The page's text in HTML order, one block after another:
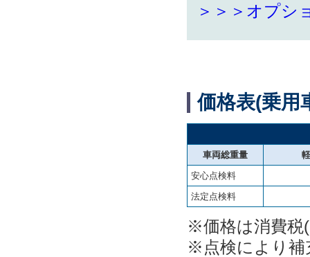
＞＞＞オプシ
価格表(乗用
車両総重量
軽
安心点検料
法定点検料
※価格は消費税
※点検により補